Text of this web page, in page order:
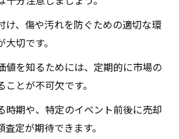
け、傷や汚れを防ぐための適切な環
切です。
値を知るためには、定期的に市場の
とが不可欠です。
時期や、特定のイベント前後に売却
定が期待できます。